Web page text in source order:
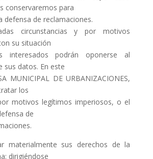
conservaremos para
defensa de reclamaciones.
circunstancias y por motivos
su situación
interesados podrán oponerse al
sus datos. En este
MUNICIPAL DE URBANIZACIONES,
los
motivos legítimos imperiosos, o el
de
materialmente sus derechos de la
dirigiéndose